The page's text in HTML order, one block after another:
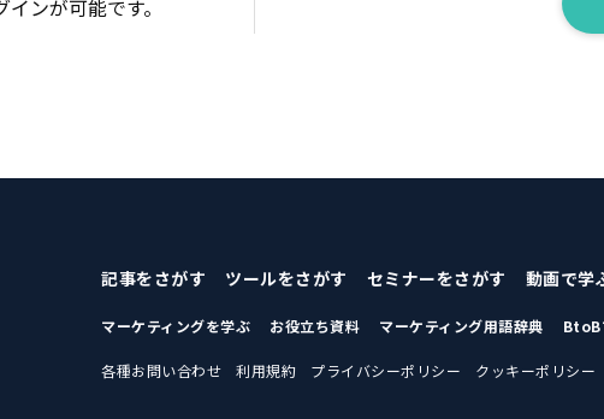
ンが可能です。
記事をさがす ツールをさがす セミナーをさがす 動画で学
マーケティングを学ぶ お役立ち資料 マーケティング用語辞典 BtoB
各種お問い合わせ 利用規約 プライバシーポリシー クッキーポリシー